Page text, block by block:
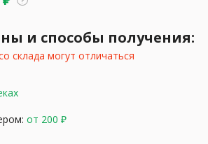
и способы получения:
склада могут отличаться
от 200 ₽